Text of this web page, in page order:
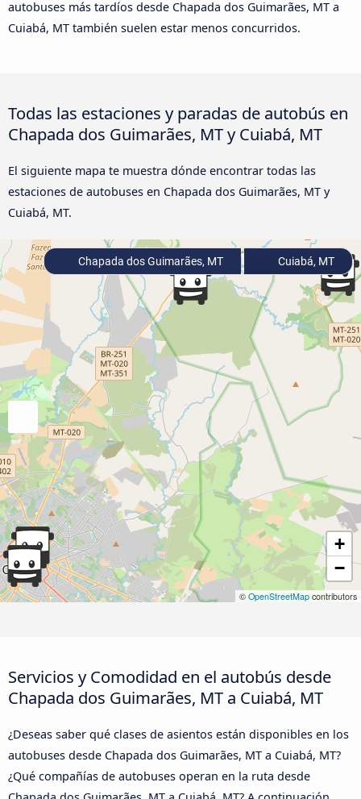
autobuses más tardíos desde Chapada dos Guimarães, MT a
Cuiabá, MT también suelen estar menos concurridos.
Todas las estaciones y paradas de autobús en
Chapada dos Guimarães, MT y Cuiabá, MT
El siguiente mapa te muestra dónde encontrar todas las
estaciones de autobuses en Chapada dos Guimarães, MT y
Cuiabá, MT.
+
−
© OpenStreetMap contributors
Chapada dos Guimarães, MT Cuiabá, MT
Servicios y Comodidad en el autobús desde
Chapada dos Guimarães, MT a Cuiabá, MT
¿Deseas saber qué clases de asientos están disponibles en los
autobuses desde Chapada dos Guimarães, MT a Cuiabá, MT?
¿Qué compañías de autobuses operan en la ruta desde